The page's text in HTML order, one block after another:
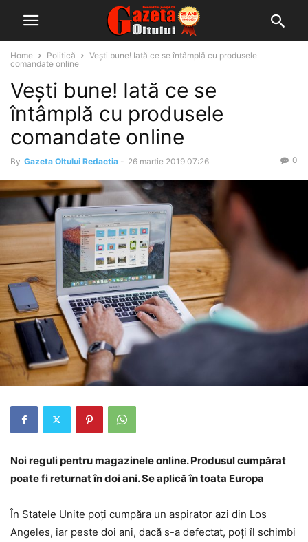
Home Politică
Vești bune! Iată ce se întâmplă cu produsele
comandate online
Vești bune! Iată ce se
întâmplă cu produsele
comandate online
By Gazeta Oltului Redactia - 26 martie 2019 07:26 0
Noi reguli pentru magazinele online. Produsul cumpărat
poate fi returnat în doi ani. Se aplică în toata Europa
În Statele Unite poți cumpăra un aspirator azi din Los
Angeles, iar peste doi ani, dacă s-a defectat, poți îl schimbi